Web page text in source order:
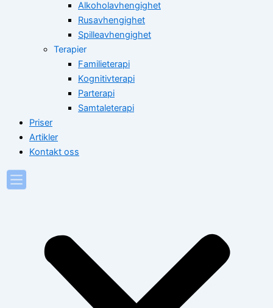
Alkoholavhengighet
Rusavhengighet
Spilleavhengighet
Terapier
Familieterapi
Kognitivterapi
Parterapi
Samtaleterapi
Priser
Artikler
Kontakt oss